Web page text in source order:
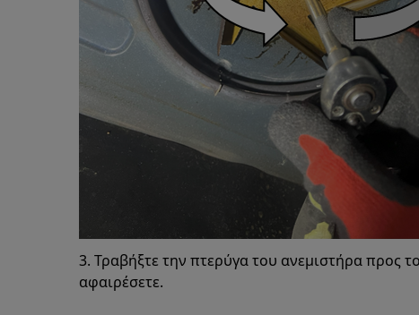
3. Τραβήξτε την πτερύγα του ανεμιστήρα προς
αφαιρέσετε.